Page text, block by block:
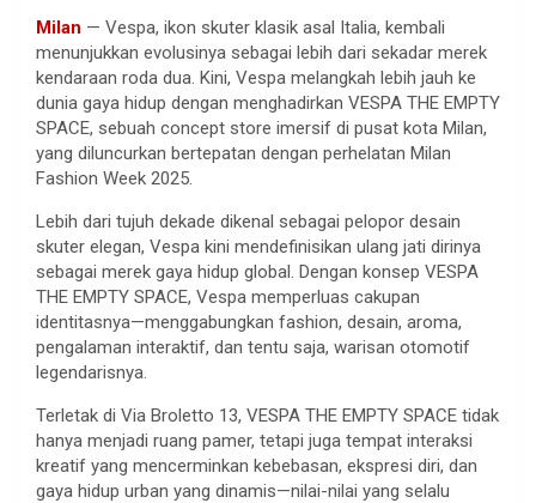
Milan — Vespa, ikon skuter klasik asal Italia, kembali
menunjukkan evolusinya sebagai lebih dari sekadar merek
kendaraan roda dua. Kini, Vespa melangkah lebih jauh ke
dunia gaya hidup dengan menghadirkan VESPA THE EMPTY
SPACE, sebuah concept store imersif di pusat kota Milan,
yang diluncurkan bertepatan dengan perhelatan Milan
Fashion Week 2025.
Lebih dari tujuh dekade dikenal sebagai pelopor desain
skuter elegan, Vespa kini mendefinisikan ulang jati dirinya
sebagai merek gaya hidup global. Dengan konsep VESPA
THE EMPTY SPACE, Vespa memperluas cakupan
identitasnya—menggabungkan fashion, desain, aroma,
pengalaman interaktif, dan tentu saja, warisan otomotif
legendarisnya.
Terletak di Via Broletto 13, VESPA THE EMPTY SPACE tidak
hanya menjadi ruang pamer, tetapi juga tempat interaksi
kreatif yang mencerminkan kebebasan, ekspresi diri, dan
gaya hidup urban yang dinamis—nilai-nilai yang selalu